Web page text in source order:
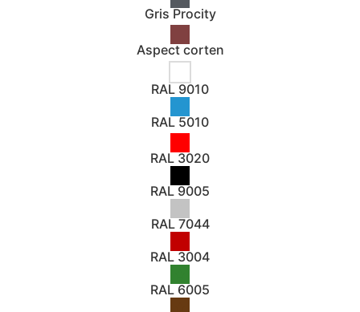
Gris Procity
Aspect corten
RAL 9010
RAL 5010
RAL 3020
RAL 9005
RAL 7044
RAL 3004
RAL 6005